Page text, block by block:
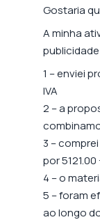
Gostaria
A minha
publicidade
1 – enviei
IVA
2 – a
3 –
por 5121.00
4 – o
5 – foram
ao longo